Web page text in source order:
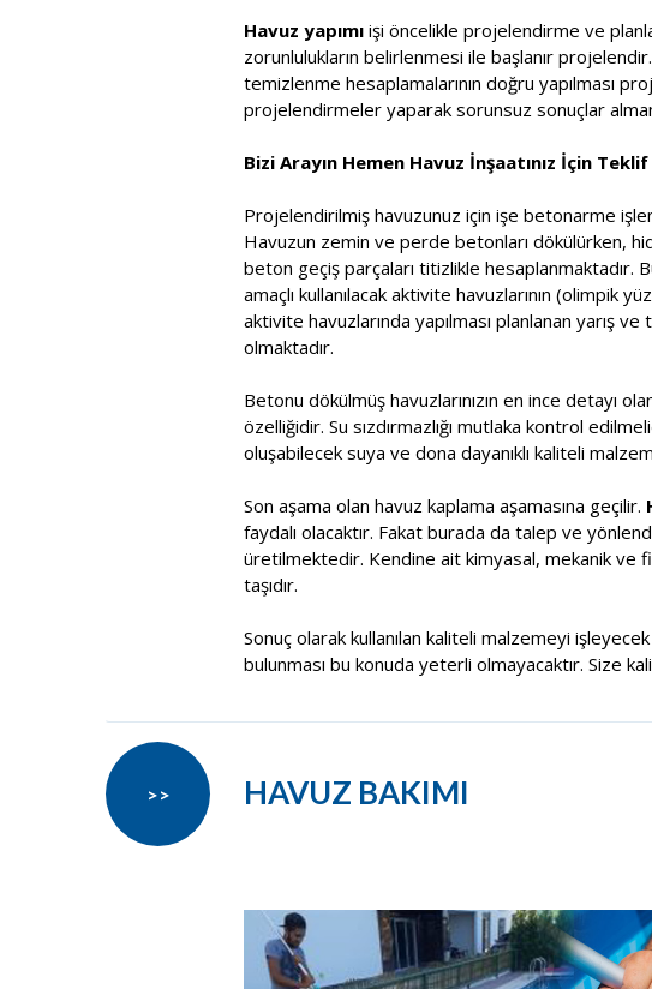
Havuz yapımı işi öncelikle projelendirme ve
zorunlulukların belirlenmesi ile başlanır
temizlenme hesaplamalarının doğru yapılması
projelendirmeler yaparak sorunsuz sonuçlar
Bizi Arayın Hemen Havuz İnşaatınız İçin Teklif
Projelendirilmiş havuzunuz için işe betonarme
Havuzun zemin ve perde betonları dökülürken,
beton geçiş parçaları titizlikle hesaplanmaktadır.
amaçlı kullanılacak aktivite havuzlarının (olimpik
aktivite havuzlarında yapılması planlanan yarış
olmaktadır.
Betonu dökülmüş havuzlarınızın en ince detayı
özelliğidir. Su sızdırmazlığı mutlaka kontrol
oluşabilecek suya ve dona dayanıklı kaliteli
Son aşama olan havuz kaplama aşamasına geçilir.
faydalı olacaktır. Fakat burada da talep ve
üretilmektedir. Kendine ait kimyasal, mekanik ve
taşıdır.
Sonuç olarak kullanılan kaliteli malzemeyi
bulunması bu konuda yeterli olmayacaktır. Size
HAVUZ BAKIMI
>>